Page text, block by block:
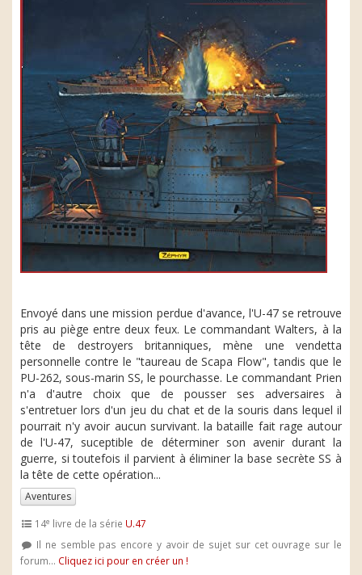
Envoyé dans une mission perdue d'avance, l'U-47 se retrouve
pris au piège entre deux feux. Le commandant Walters, à la
tête de destroyers britanniques, mène une vendetta
personnelle contre le "taureau de Scapa Flow", tandis que le
PU-262, sous-marin SS, le pourchasse. Le commandant Prien
n'a d'autre choix que de pousser ses adversaires à
s'entretuer lors d'un jeu du chat et de la souris dans lequel il
pourrait n'y avoir aucun survivant. la bataille fait rage autour
de l'U-47, suceptible de déterminer son avenir durant la
guerre, si toutefois il parvient à éliminer la base secrète SS à
la tête de cette opération...
Aventures
14e livre de la série U.47
Il ne semble pas encore y avoir de sujet sur cet ouvrage sur le
forum... Cliquez ici pour en créer un !